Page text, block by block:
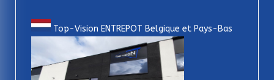
Top-Vision ENTREPOT Belgique et Pays-Bas